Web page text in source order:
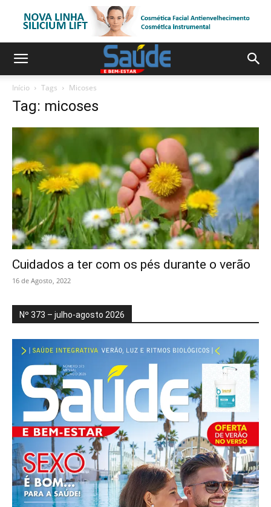
Início Tags Micoses
Tag: micoses
Cuidados a ter com os pés durante o verão
16 de Agosto, 2022
Nº 373 – julho-agosto 2026